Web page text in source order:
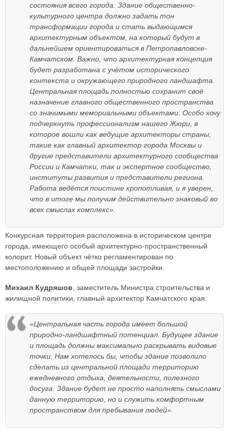
состояния всего города. Здание общественно-
культурного центра должно задать тон
трансформации города и стать выдающимся
архитектурным объектом, на который будут в
дальнейшем ориентироваться в Петропавловске-
Камчатском. Важно, что архитектурная концепция
будет разработана с учётом исторического
контекста и окружающего природного ландшафта.
Центральная площадь полностью сохранит своё
назначение главного общественного пространства
со значимыми мемориальными объектами. Особо хочу
подчеркнуть профессионализм нашего Жюри, в
которое вошли как ведущие архитекторы страны,
такие как главный архитектор города Москвы и
другие представители архитектурного сообщества
России и Камчатки, так и экспертное сообщество,
институты развития и представители региона.
Работа ведётся поистине кропотливая, и я уверен,
что в итоге мы получим действительно знаковый во
всех смыслах комплекс».
Конкурсная территория расположена в историческом центре
города, имеющего особый архитектурно-пространственный
колорит. Новый объект чётко регламентирован по
местоположению и общей площади застройки.
Михаил Кудряшов, заместитель Министра строительства и
жилищной политики, главный архитектор Камчатского края:
«Центральная часть города имеет большой
природно-ландшафтный потенциал. Будущее здание
и площадь должны максимально раскрывать видовые
точки. Нам хотелось бы, чтобы здание позволило
сделать из центральной площади территорию
ежедневного отдыха, деятельности, полезного
досуга. Здание будет не просто наполнять смыслами
данную территорию, но и служить комфортным
пространством для пребывания людей».